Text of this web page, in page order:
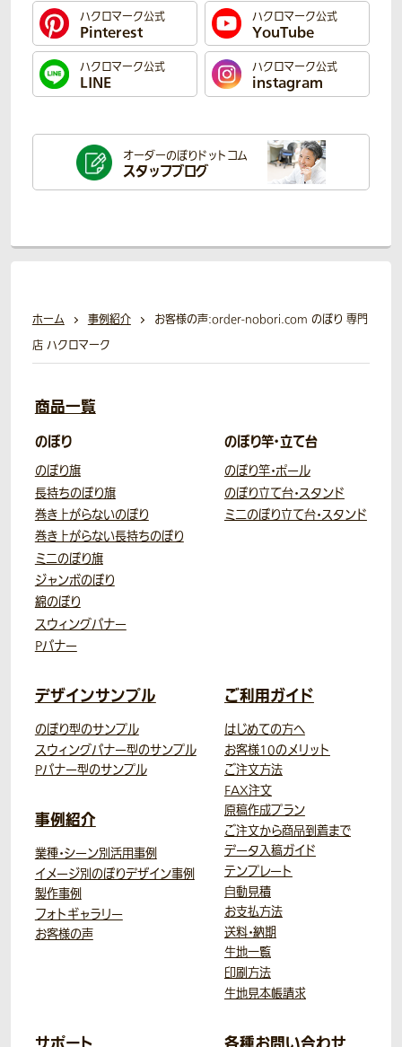
ハクロマーク公式
Pinterest
ハクロマーク公式
YouTube
ハクロマーク公式
LINE
ハクロマーク公式
instagram
オーダーのぼりドットコム
スタッフブログ
ホーム 事例紹介
お客様の声:order-nobori.com のぼり 専門
店 ハクロマーク
商品一覧
のぼり
のぼり旗
長持ちのぼり旗
巻き上がらないのぼり
巻き上がらない長持ちのぼり
ミニのぼり旗
ジャンボのぼり
綿のぼり
スウィングバナー
Pバナー
のぼり竿・立て台
のぼり竿・ポール
のぼり立て台・スタンド
ミニのぼり立て台・スタンド
デザインサンプル
のぼり型のサンプル
スウィングバナー型のサンプル
Pバナー型のサンプル
事例紹介
業種・シーン別活用事例
イメージ別のぼりデザイン事例
製作事例
フォトギャラリー
お客様の声
ご利用ガイド
はじめての方へ
お客様10のメリット
ご注文方法
FAX注文
原稿作成プラン
ご注文から商品到着まで
データ入稿ガイド
テンプレート
自動見積
お支払方法
送料・納期
生地一覧
印刷方法
生地見本帳請求